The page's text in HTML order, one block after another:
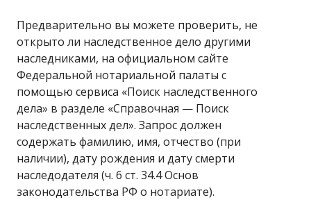
Предварительно вы можете проверить, не
открыто ли наследственное дело другими
наследниками, на официальном сайте
Федеральной нотариальной палаты с
помощью сервиса «Поиск наследственного
дела» в разделе «Справочная — Поиск
наследственных дел». Запрос должен
содержать фамилию, имя, отчество (при
наличии), дату рождения и дату смерти
наследодателя (ч. 6 ст. 34.4 Основ
законодательства РФ о нотариате).